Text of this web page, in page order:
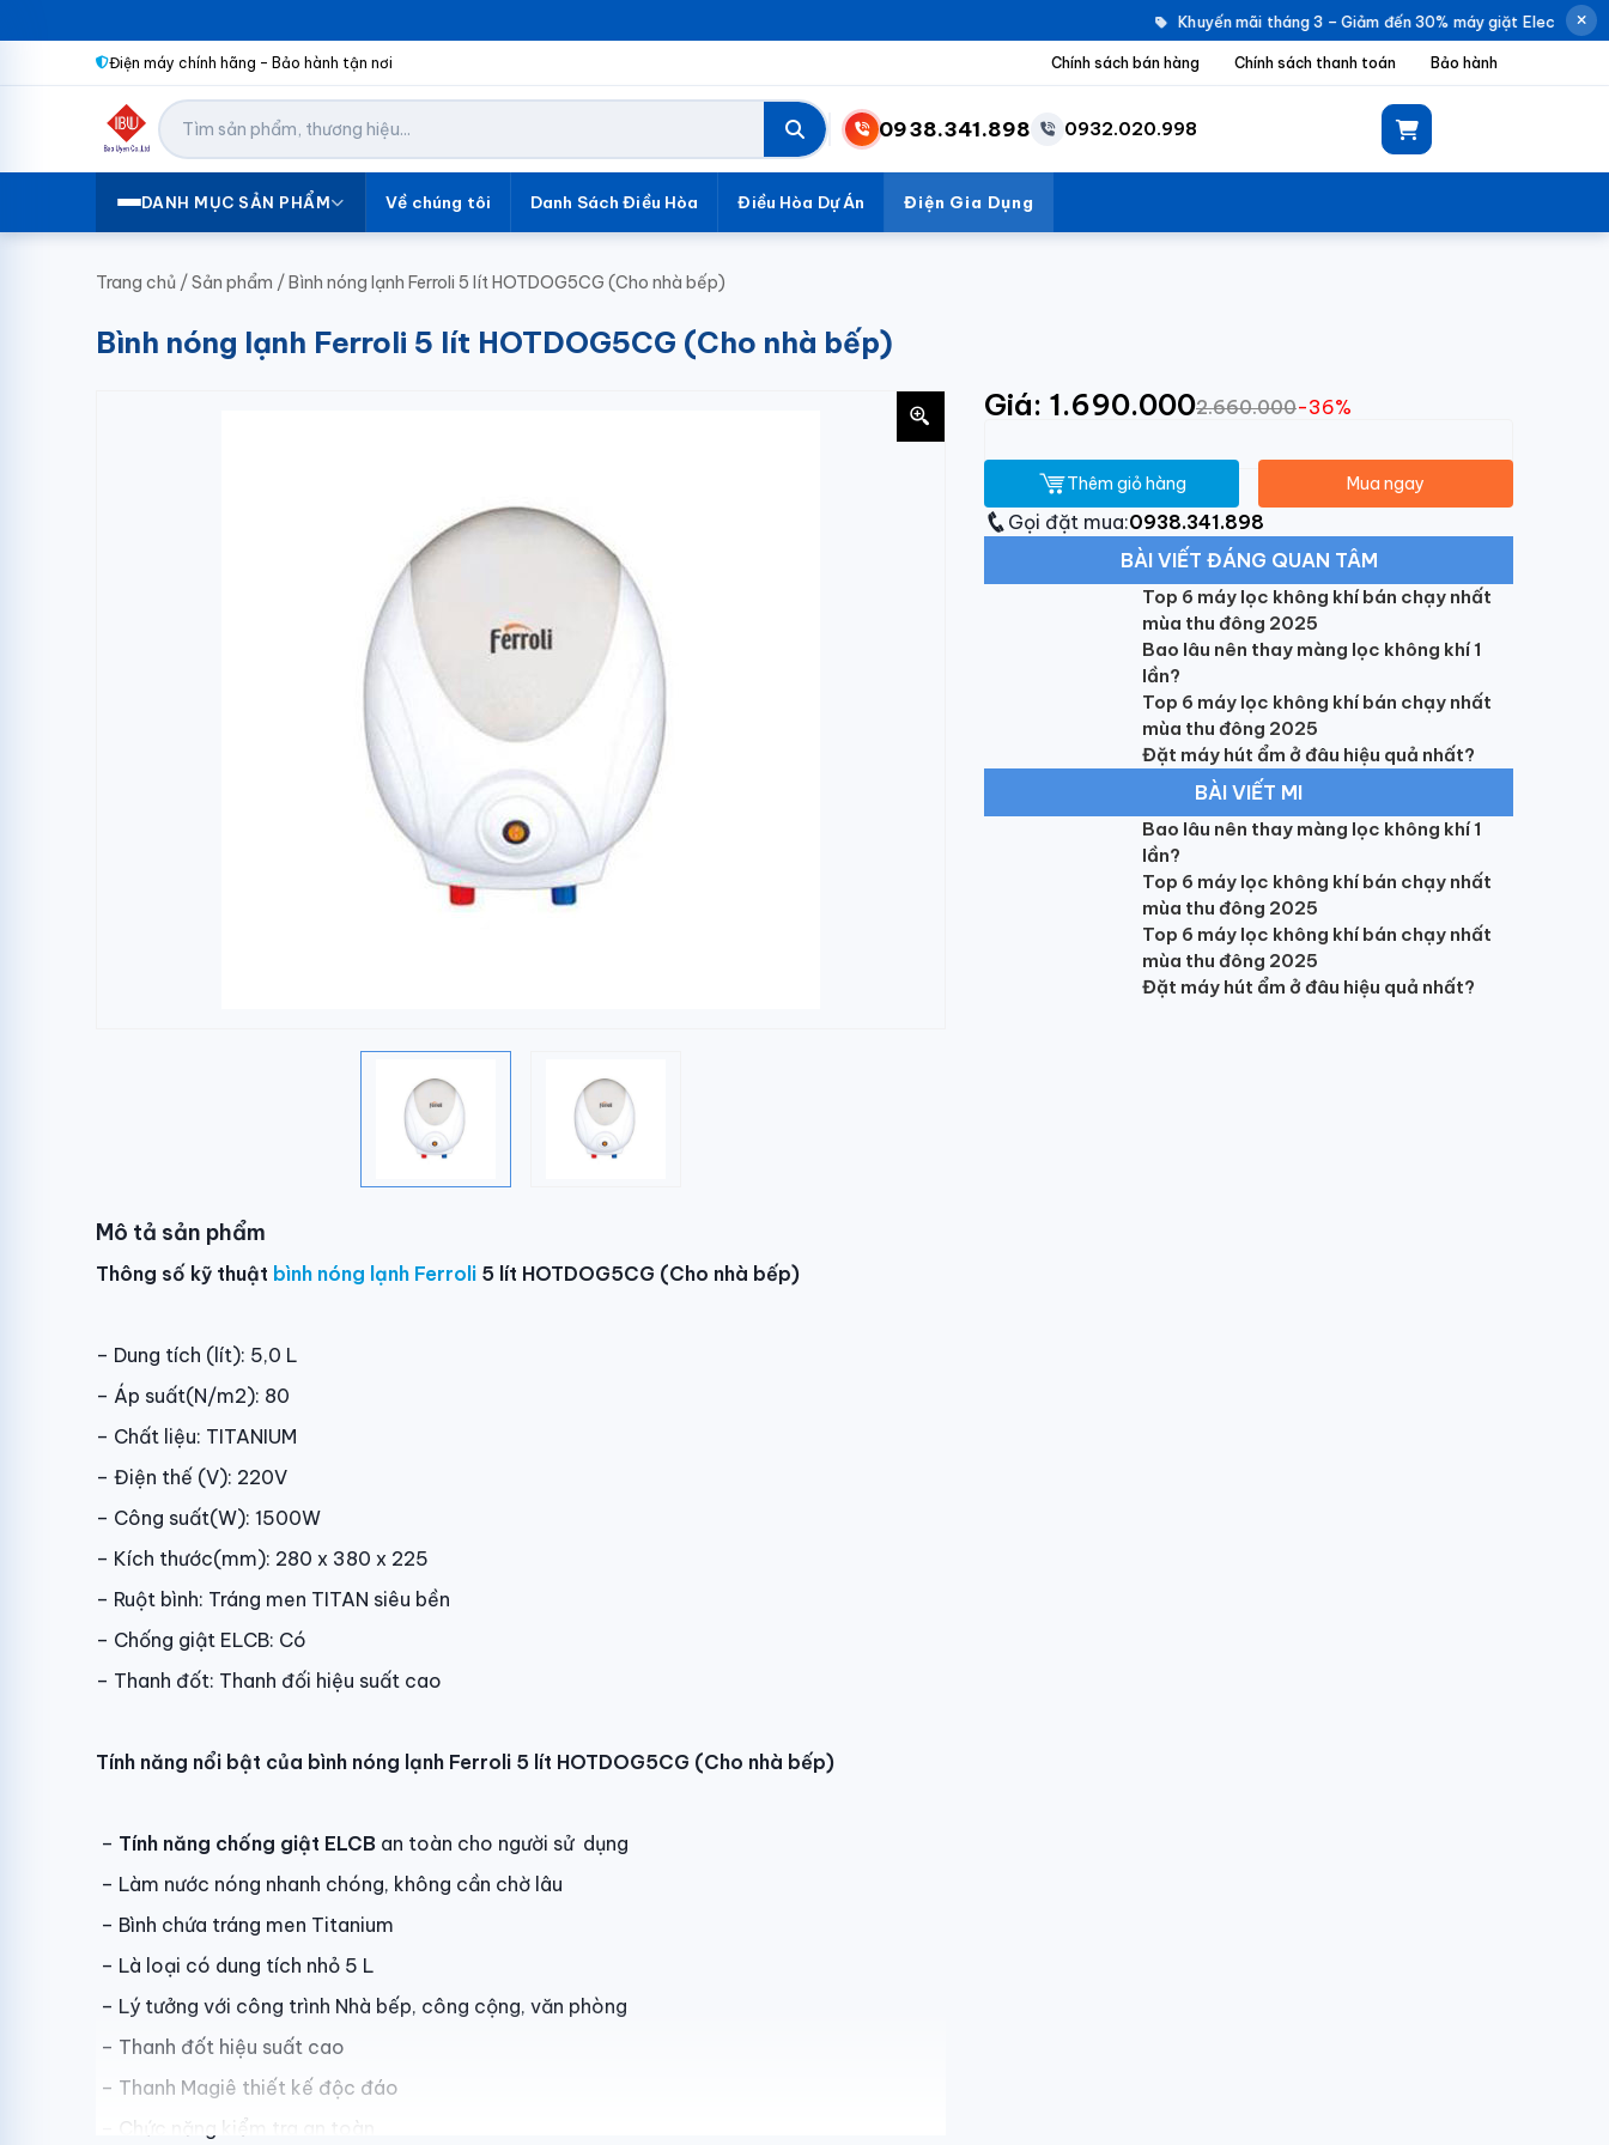
Khuyến mãi tháng 3 – Giảm đến 30% máy giặt Electrolux |
Điện máy chính hãng – Bảo hành tận nơi Chính sách bán hàng Chính sách thanh toán Bảo hành
0938.341.898 0932.020.998
DANH MỤC SẢN PHẨM Về chúng tôi Danh Sách Điều Hòa Điều Hòa Dự Án Điện Gia Dụng
Trang chủ /Sản phẩm /Bình nóng lạnh Ferroli 5 lít HOTDOG5CG (Cho nhà bếp)
Bình nóng lạnh Ferroli 5 lít HOTDOG5CG (Cho nhà bếp)
Mô tả sản phẩm
Thông số kỹ thuật bình nóng lạnh Ferroli 5 lít HOTDOG5CG (Cho nhà bếp)
– Dung tích (lít): 5,0 L
– Áp suất(N/m2): 80
– Chất liệu: TITANIUM
– Điện thế (V): 220V
– Công suất(W): 1500W
– Kích thước(mm): 280 x 380 x 225
– Ruột bình: Tráng men TITAN siêu bền
– Chống giật ELCB: Có
– Thanh đốt: Thanh đối hiệu suất cao
Tính năng nổi bật của bình nóng lạnh Ferroli 5 lít HOTDOG5CG (Cho nhà bếp)
– Tính năng chống giật ELCB an toàn cho người sử dụng
– Làm nước nóng nhanh chóng, không cần chờ lâu
– Bình chứa tráng men Titanium
– Là loại có dung tích nhỏ 5 L
– Lý tưởng với công trình Nhà bếp, công cộng, văn phòng
– Thanh đốt hiệu suất cao
– Thanh Magiê thiết kế độc đáo
– Chức năng kiểm tra an toàn
Giá: 1.690.0002.660.000-36%
Thêm giỏ hàng Mua ngay
Gọi đặt mua:0938.341.898
BÀI VIẾT ĐÁNG QUAN TÂM
Top 6 máy lọc không khí bán chạy nhất
mùa thu đông 2025
Bao lâu nên thay màng lọc không khí 1
lần?
Top 6 máy lọc không khí bán chạy nhất
mùa thu đông 2025
Đặt máy hút ẩm ở đâu hiệu quả nhất?
BÀI VIẾT MI
Bao lâu nên thay màng lọc không khí 1
lần?
Top 6 máy lọc không khí bán chạy nhất
mùa thu đông 2025
Top 6 máy lọc không khí bán chạy nhất
mùa thu đông 2025
Đặt máy hút ẩm ở đâu hiệu quả nhất?